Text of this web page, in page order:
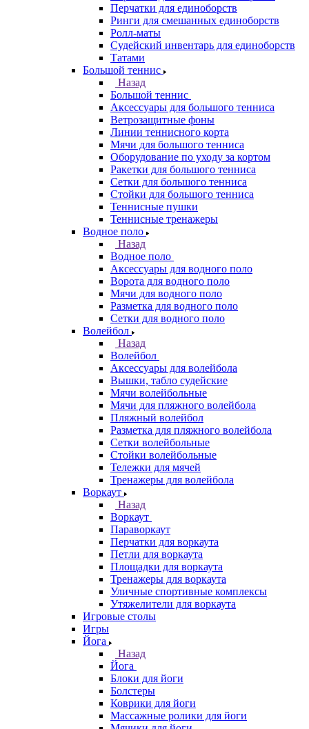
Перчатки для единоборств
Ринги для смешанных единоборств
Ролл-маты
Судейский инвентарь для единоборств
Татами
Большой теннис
Назад
Большой теннис
Аксессуары для большого тенниса
Ветрозащитные фоны
Линии теннисного корта
Мячи для большого тенниса
Оборудование по уходу за кортом
Ракетки для большого тенниса
Сетки для большого тенниса
Стойки для большого тенниса
Теннисные пушки
Теннисные тренажеры
Водное поло
Назад
Водное поло
Аксессуары для водного поло
Ворота для водного поло
Мячи для водного поло
Разметка для водного поло
Сетки для водного поло
Волейбол
Назад
Волейбол
Аксессуары для волейбола
Вышки, табло судейские
Мячи волейбольные
Мячи для пляжного волейбола
Пляжный волейбол
Разметка для пляжного волейбола
Сетки волейбольные
Стойки волейбольные
Тележки для мячей
Тренажеры для волейбола
Воркаут
Назад
Воркаут
Параворкаут
Перчатки для воркаута
Петли для воркаута
Площадки для воркаута
Тренажеры для воркаута
Уличные спортивные комплексы
Утяжелители для воркаута
Игровые столы
Игры
Йога
Назад
Йога
Блоки для йоги
Болстеры
Коврики для йоги
Массажные ролики для йоги